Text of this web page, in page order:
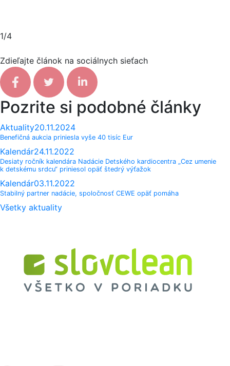
1/4
Zdieľajte článok na sociálnych sieťach
Facebook share
Tweet Linkedin share
Pozrite si podobné články
Aktuality20.11.2024
Benefičná aukcia priniesla vyše 40 tisíc Eur
Kalendár24.11.2022
Desiaty ročník kalendára Nadácie Detského kardiocentra „Cez umenie
k detskému srdcu“ priniesol opäť štedrý výťažok
Kalendár03.11.2022
Stabilný partner nadácie, spoločnosť CEWE opäť pomáha
Všetky aktuality